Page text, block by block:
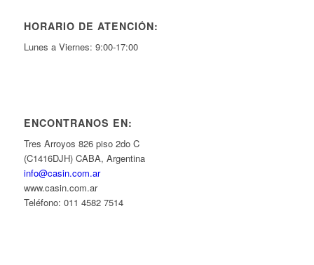
HORARIO DE ATENCIÓN:
Lunes a Viernes: 9:00-17:00
ENCONTRANOS EN:
Tres Arroyos 826 piso 2do C
(C1416DJH) CABA, Argentina
info@casin.com.ar
www.casin.com.ar
Teléfono: 011 4582 7514